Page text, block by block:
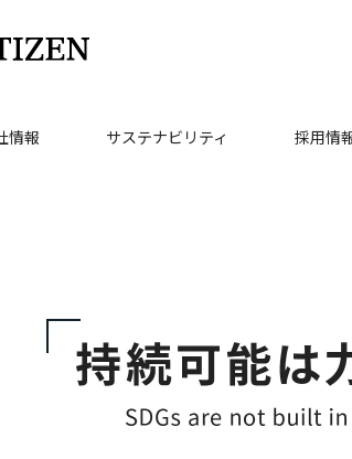
情報 サステナビリティ 採用情